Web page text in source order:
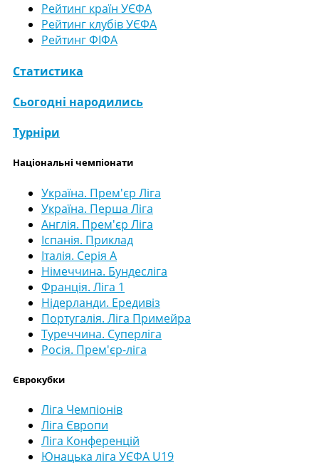
Рейтинг країн УЄФА
Рейтинг клубів УЄФА
Рейтинг ФІФА
Статистика
Сьогодні народились
Турніри
Національні чемпіонати
Україна. Прем'єр Ліга
Україна. Перша Ліга
Англія. Прем'єр Ліга
Іспанія. Приклад
Італія. Серія А
Німеччина. Бундесліга
Франція. Ліга 1
Нідерланди. Ередивіз
Португалія. Ліга Примейра
Туреччина. Суперліга
Росія. Прем'єр-ліга
Єврокубки
Ліга Чемпіонів
Ліга Європи
Ліга Конференцій
Юнацька ліга УЄФА U19